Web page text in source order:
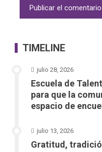
TIMELINE
julio 28, 2026
Escuela de
para que la
espacio de
julio 13, 2026
Gratitud,